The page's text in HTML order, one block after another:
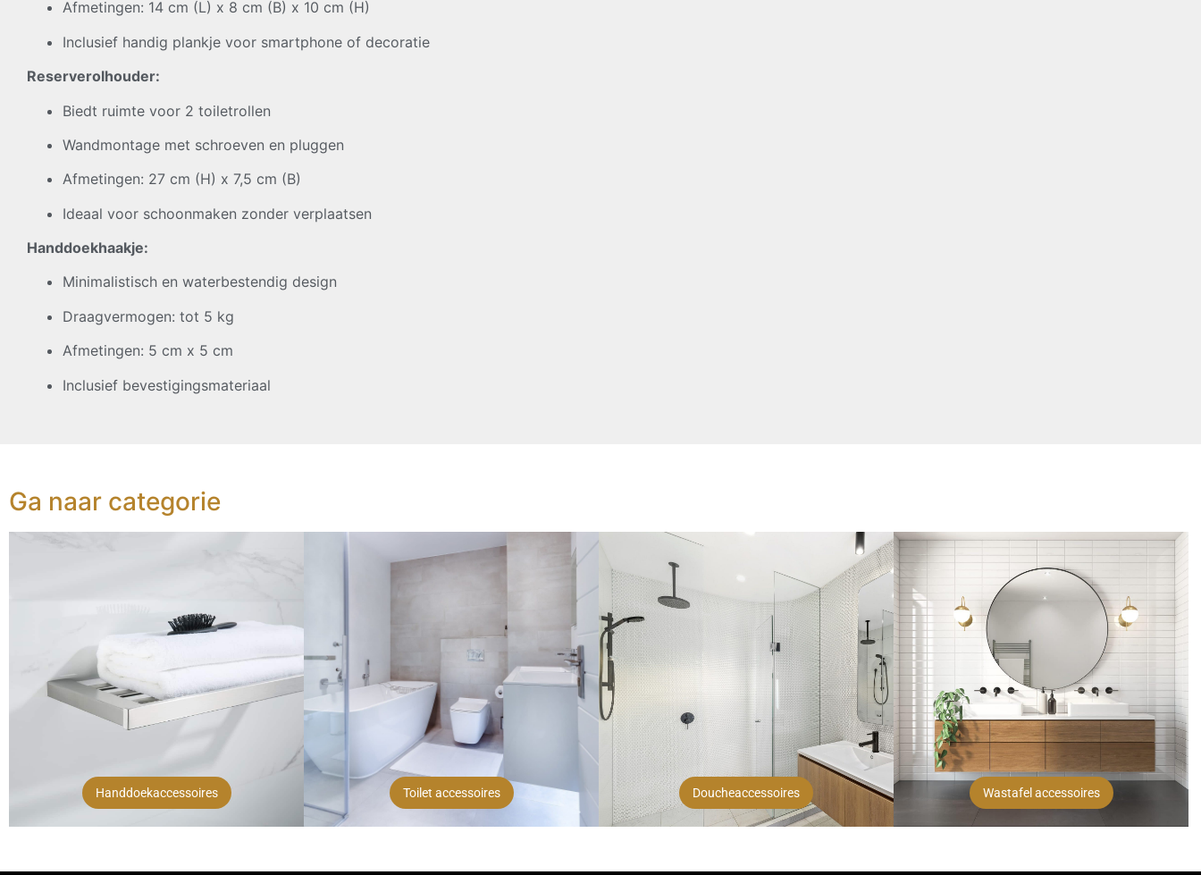
Afmetingen: 14 cm (L) x 8 cm (B) x 10 cm (H)
Inclusief handig plankje voor smartphone of decoratie
Reserverolhouder:
Biedt ruimte voor 2 toiletrollen
Wandmontage met schroeven en pluggen
Afmetingen: 27 cm (H) x 7,5 cm (B)
Ideaal voor schoonmaken zonder verplaatsen
Handdoekhaakje:
Minimalistisch en waterbestendig design
Draagvermogen: tot 5 kg
Afmetingen: 5 cm x 5 cm
Inclusief bevestigingsmateriaal
Ga naar categorie
Handdoekaccessoires Toilet accessoires Doucheaccessoires Wastafel accessoires